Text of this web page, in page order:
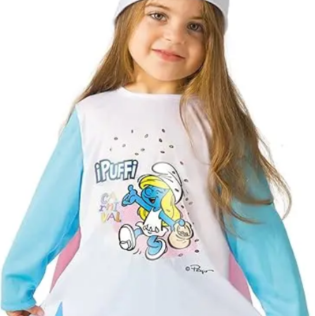
Egyéb
hőtől kérjük távol
tartani. A
adódó
jelmezcserénél a
postaköltségek a
vevőt terhelik!
Jelmezcserénél
postaköltséget
csak minőségi
probléma esetén
tudjuk átvállalni.
Tájékoztatjuk
kedves
vásárlóinkat,
a jelmezek nem
tartalmazzák a
kiegészítőket,
például harisnya,
ékszer, cipő,
paróka, kesztyű,
kardok, kemény